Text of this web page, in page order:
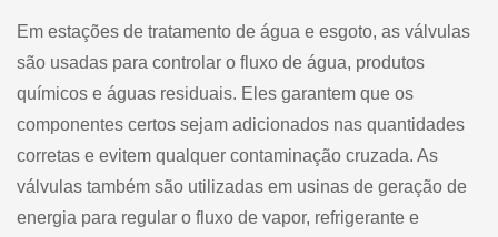
Em estações de tratamento de água e esgoto, as válvulas
são usadas para controlar o fluxo de água, produtos
químicos e águas residuais. Eles garantem que os
componentes certos sejam adicionados nas quantidades
corretas e evitem qualquer contaminação cruzada. As
válvulas também são utilizadas em usinas de geração de
energia para regular o fluxo de vapor, refrigerante e